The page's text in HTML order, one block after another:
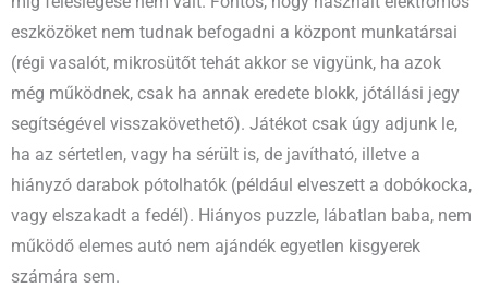
eszközöket nem tudnak befogadni a központ munkatársai
(régi vasalót, mikrosütőt tehát akkor se vigyünk, ha azok
még működnek, csak ha annak eredete blokk, jótállási jegy
segítségével visszakövethető). Játékot csak úgy adjunk le,
ha az sértetlen, vagy ha sérült is, de javítható, illetve a
hiányzó darabok pótolhatók (például elveszett a dobókocka,
vagy elszakadt a fedél). Hiányos puzzle, lábatlan baba, nem
működő elemes autó nem ajándék egyetlen kisgyerek
számára sem.